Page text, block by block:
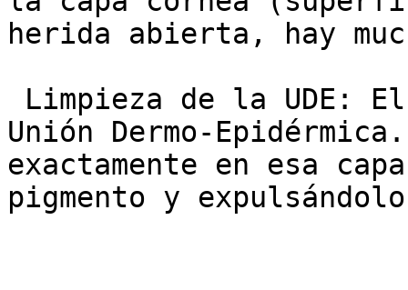
herida abierta, hay
Unión Dermo-
exactamente en esa
pigmento y